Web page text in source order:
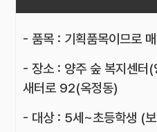
- 품목 : 기획품목이므로
- 장소 : 양주 숲 복지센터
새터로 92(옥정동)
- 대상 : 5세~초등학생 (